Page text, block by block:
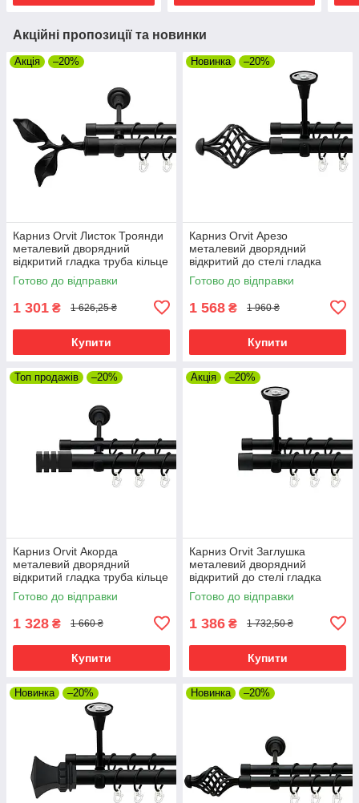
Акційні пропозиції та новинки
Акція –20%
Карниз Orvit Листок Троянди
металевий дворядний
відкритий гладка труба кільце
металеве Чорний Оксамит
25\19 мм 300 см
Готово до відправки
1 301 ₴ 1 626,25 ₴
Купити
Новинка –20%
Карниз Orvit Арезо
металевий дворядний
відкритий до стелі гладка
труба кільце металеве
Чорний Оксамит 25\19 мм
Готово до відправки
1 568 ₴ 1 960 ₴
Купити
Топ продажів –20%
Карниз Orvit Акорда
металевий дворядний
відкритий гладка труба кільце
металеве Чорний Оксамит
25\16 мм 300 см (00-
Готово до відправки
1 328 ₴ 1 660 ₴
Купити
Акція –20%
Карниз Orvit Заглушка
металевий дворядний
відкритий до стелі гладка
труба кільце металеве
Чорний Оксамит 25\19 мм
Готово до відправки
1 386 ₴ 1 732,50 ₴
Купити
Новинка –20% Новинка –20%